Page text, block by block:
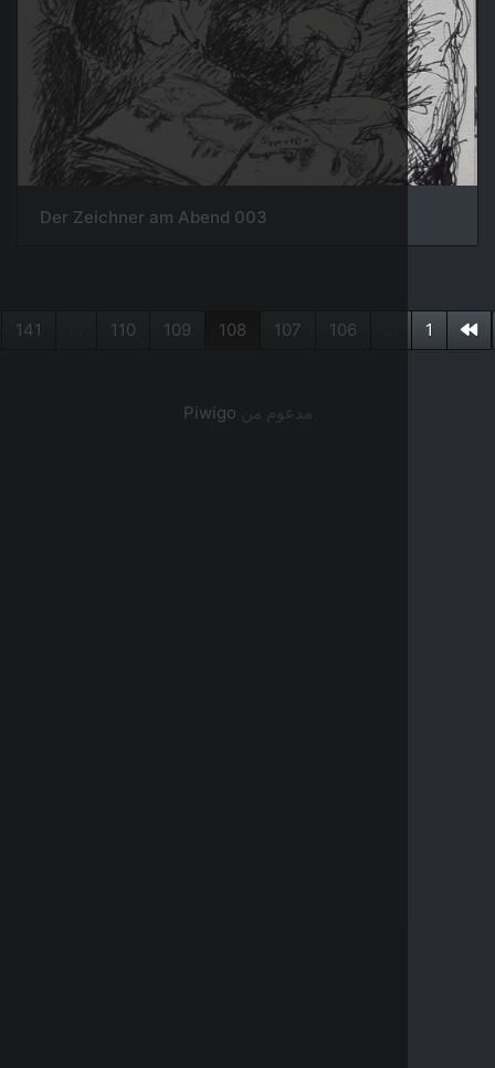
...
106
108
109
110
...
141
Piwigo